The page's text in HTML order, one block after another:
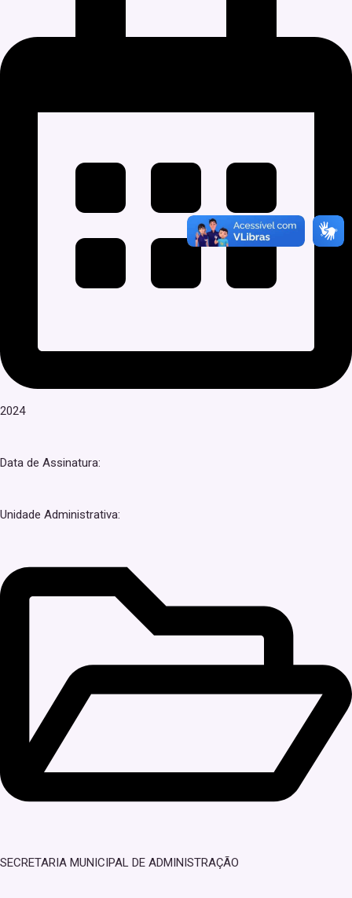
2024
Data de Assinatura:
Unidade Administrativa:
SECRETARIA MUNICIPAL DE ADMINISTRAÇÃO